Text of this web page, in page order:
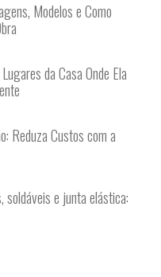
Modelos e Como
da Casa Onde Ela
Reduza Custos com a
soldáveis e junta elástica: